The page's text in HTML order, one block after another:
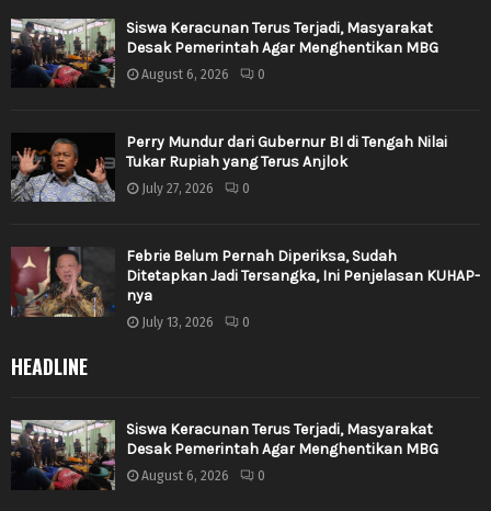
Siswa Keracunan Terus Terjadi, Masyarakat
Desak Pemerintah Agar Menghentikan MBG
August 6, 2026 0
Perry Mundur dari Gubernur BI di Tengah Nilai
Tukar Rupiah yang Terus Anjlok
July 27, 2026 0
Febrie Belum Pernah Diperiksa, Sudah
Ditetapkan Jadi Tersangka, Ini Penjelasan KUHAP-
nya
July 13, 2026 0
HEADLINE
Siswa Keracunan Terus Terjadi, Masyarakat
Desak Pemerintah Agar Menghentikan MBG
August 6, 2026 0